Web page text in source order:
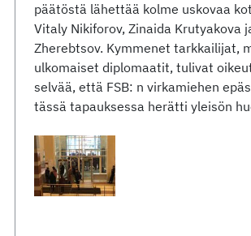
päätöstä lähettää kolme uskovaa
Vitaly Nikiforov, Zinaida Krutyakova
Zherebtsov. Kymmenet tarkkailijat,
ulkomaiset diplomaatit, tulivat
selvää, että FSB: n virkamiehen
tässä tapauksessa herätti yleisön